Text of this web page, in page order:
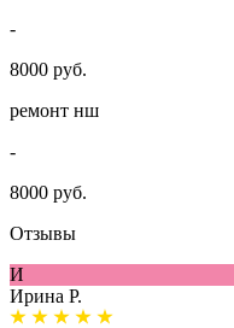
-
8000 руб.
ремонт нш
-
8000 руб.
Отзывы
И
Ирина Р.